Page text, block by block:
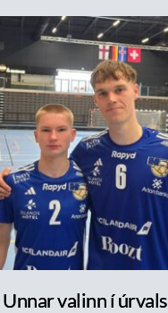
valinn í